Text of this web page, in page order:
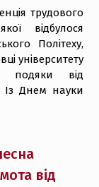
трудового
відбулося
Політеху,
університету
подяки від
Із Днем науки
від